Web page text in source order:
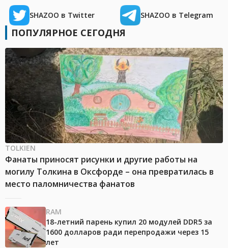
SHAZOO в Twitter SHAZOO в Telegram
ПОПУЛЯРНОЕ СЕГОДНЯ
TOLKIEN
Фанаты приносят рисунки и другие работы на
могилу Толкина в Оксфорде – она превратилась в
место паломничества фанатов
RAM
18-летний парень купил 20 модулей DDR5 за
1600 долларов ради перепродажи через 15
лет